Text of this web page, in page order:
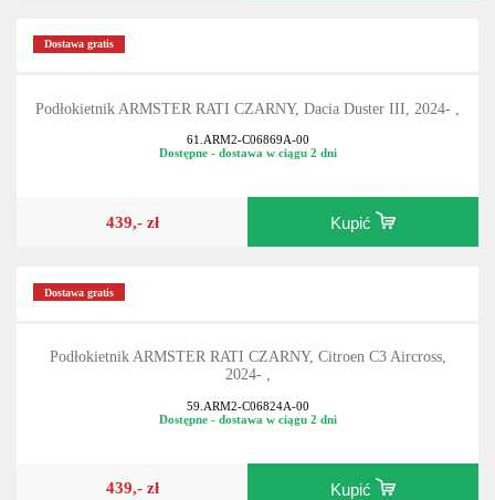
Dostawa gratis
Podłokietnik ARMSTER RATI CZARNY, Dacia Duster III, 2024- ,
61.ARM2-C06869A-00
Dostępne - dostawa w ciągu 2 dni
439,- zł Kupić
Dostawa gratis
Podłokietnik ARMSTER RATI CZARNY, Citroen C3 Aircross,
2024- ,
59.ARM2-C06824A-00
Dostępne - dostawa w ciągu 2 dni
439,- zł Kupić